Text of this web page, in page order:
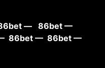
— 86bet —
86bet — 86bet —